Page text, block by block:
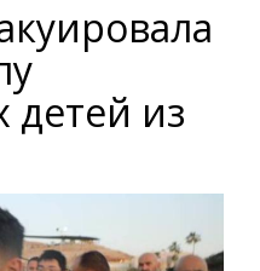
детей из